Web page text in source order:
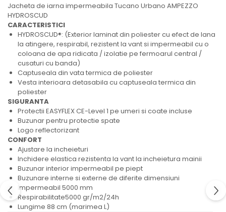
Jacheta de iarna impermeabila Tucano Urbano AMPEZZO
HYDROSCUD
CARACTERISTICI
HYDROSCUD®: (Exterior laminat din poliester cu efect de lana
la atingere, respirabil, rezistent la vant si impermeabil cu o
coloana de apa ridicata / izolatie pe fermoarul central /
cusaturi cu banda)
Captuseala din vata termica de poliester
Vesta interioara detasabila cu captuseala termica din
poliester
SIGURANTA
Protectii EASYFLEX CE-Level 1 pe umeri si coate incluse
Buzunar pentru protectie spate
Logo reflectorizant
CONFORT
Ajustare la incheieturi
Inchidere elastica rezistenta la vant la incheietura mainii
Buzunar interior impermeabil pe piept
Buzunare interne si externe de diferite dimensiuni
Impermeabil 5000 mm
Respirabilitate5000 gr/m2/24h
Lungime 88 cm (marimea L)